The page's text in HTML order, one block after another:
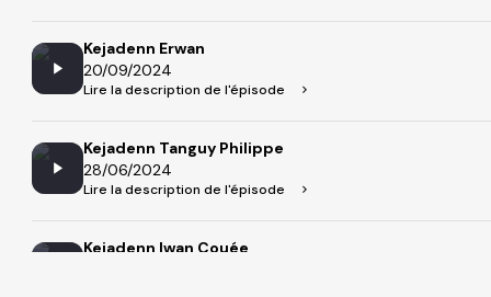
Kejadenn Erwan
20/09/2024
Lire la description de l'épisode
Kejadenn Tanguy Philippe
28/06/2024
Lire la description de l'épisode
Kejadenn Iwan Couée